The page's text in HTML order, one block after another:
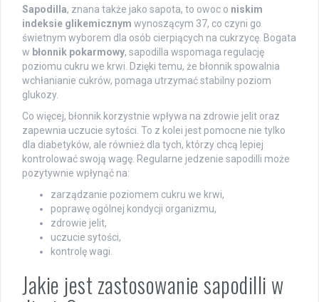
Sapodilla, znana także jako sapota, to owoc o niskim
indeksie glikemicznym wynoszącym 37, co czyni go
świetnym wyborem dla osób cierpiących na cukrzycę. Bogata
w błonnik pokarmowy, sapodilla wspomaga regulację
poziomu cukru we krwi. Dzięki temu, że błonnik spowalnia
wchłanianie cukrów, pomaga utrzymać stabilny poziom
glukozy.
Co więcej, błonnik korzystnie wpływa na zdrowie jelit oraz
zapewnia uczucie sytości. To z kolei jest pomocne nie tylko
dla diabetyków, ale również dla tych, którzy chcą lepiej
kontrolować swoją wagę. Regularne jedzenie sapodilli może
pozytywnie wpłynąć na:
zarządzanie poziomem cukru we krwi,
poprawę ogólnej kondycji organizmu,
zdrowie jelit,
uczucie sytości,
kontrolę wagi.
Jakie jest zastosowanie sapodilli w